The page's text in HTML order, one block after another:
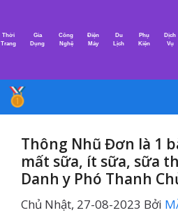
nội
Thời
Trang
Gia
Dụng
Công
Nghệ
Điện
Máy
Du
Lịch
Phụ
Kiện
Dịch
Vụ
Thông Nhũ Đơn là 1
mất sữa, ít sữa, sữa
Danh y Phó Thanh
Chủ Nhật, 27-08-2023 Bởi